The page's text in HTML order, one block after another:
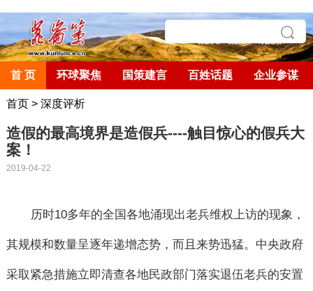
首 页 环球聚焦 国策建言 百姓话题 企业参谋
首页> 深度评析
造假的最高境界是造假兵----触目惊心的假兵大
案！
2019-04-22
历时10多年的全国各地涌现出老兵维权上访的现象，
其规模和数量呈逐年递增态势，而且来势迅猛。中央政府
采取紧急措施立即清查各地民政部门落实退伍老兵的安置